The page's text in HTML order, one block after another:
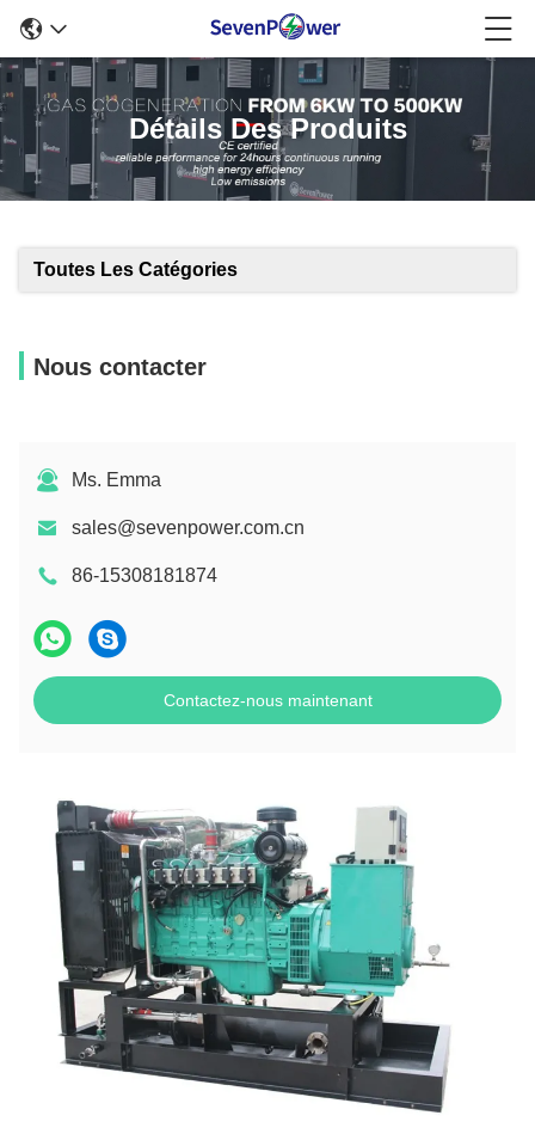
Détails Des Produits
Toutes Les Catégories
Nous contacter
Ms. Emma
sales@sevenpower.com.cn
86-15308181874
Contactez-nous maintenant